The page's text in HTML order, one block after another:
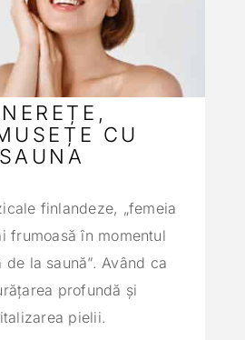
CU
SAUNA
finlandeze, „femeia
frumoasă în momentul
la saună”. Având ca
profundă şi
pielii.